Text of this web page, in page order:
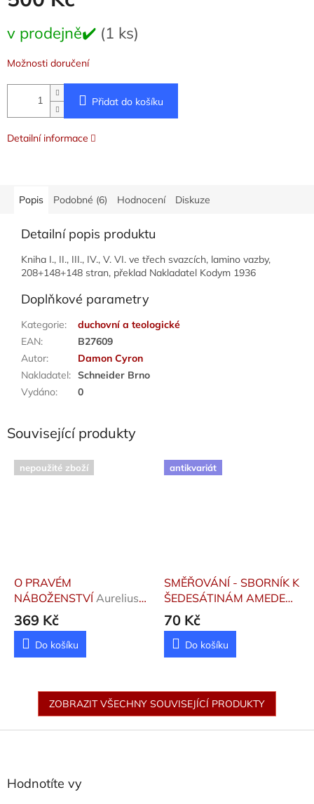
cena:
v prodejně✔️ (1 ks)
Možnosti doručení
Přidat do košíku
Detailní informace
Popis Podobné (6) Hodnocení Diskuze
Detailní popis produktu
Kniha I., II., III., IV., V. VI. ve třech svazcích, lamino vazby,
208+148+148 stran, překlad Nakladatel Kodym 1936
Doplňkové parametry
Kategorie:
duchovní a teologické
EAN:
B27609
Autor:
Damon Cyron
Nakladatel: Schneider Brno
Vydáno: 0
Související produkty
nepoužité zboží
O PRAVÉM
NÁBOŽENSTVÍ Aurelius
Augustinus, Karfíková
Lenka
369 Kč
Do košíku
antikvariát
SMĚŘOVÁNÍ - SBORNÍK K
ŠEDESÁTINÁM AMEDEA
MOLNÁRA
70 Kč
Do košíku
ZOBRAZIT VŠECHNY SOUVISEJÍCÍ PRODUKTY
Hodnotíte vy